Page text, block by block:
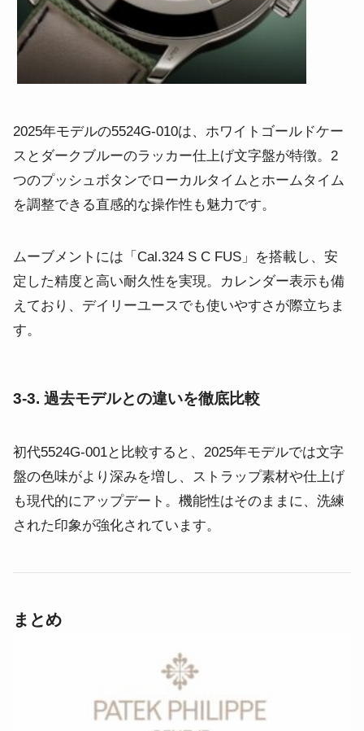
2025年モデルの5524G-010は、ホワイトゴールドケー
スとダークブルーのラッカー仕上げ文字盤が特徴。2
つのプッシュボタンでローカルタイムとホームタイム
を調整できる直感的な操作性も魅力です。
ムーブメントには「Cal.324 S C FUS」を搭載し、安
定した精度と高い耐久性を実現。カレンダー表示も備
えており、デイリーユースでも使いやすさが際立ちま
す。
3-3. 過去モデルとの違いを徹底比較
初代5524G-001と比較すると、2025年モデルでは文字
盤の色味がより深みを増し、ストラップ素材や仕上げ
も現代的にアップデート。機能性はそのままに、洗練
された印象が強化されています。
まとめ